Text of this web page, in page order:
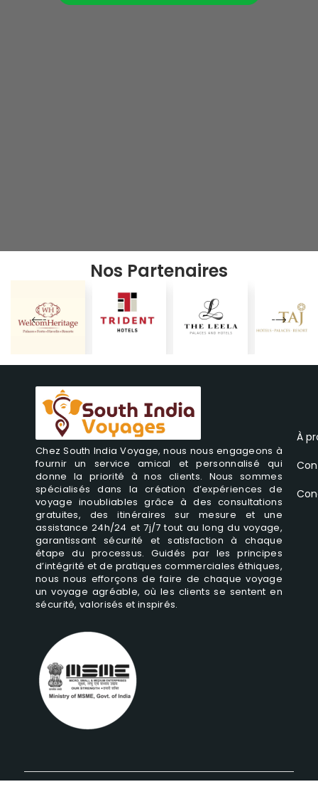
Nos Partenaires
Chez South India Voyage, nous nous engageons à
fournir un service amical et personnalisé qui
donne la priorité à nos clients. Nous sommes
spécialisés dans la création d’expériences de
voyage inoubliables grâce à des consultations
gratuites, des itinéraires sur mesure et une
assistance 24h/24 et 7j/7 tout au long du voyage,
garantissant sécurité et satisfaction à chaque
étape du processus. Guidés par les principes
d’intégrité et de pratiques commerciales éthiques,
nous nous efforçons de faire de chaque voyage
un voyage agréable, où les clients se sentent en
sécurité, valorisés et inspirés.
À